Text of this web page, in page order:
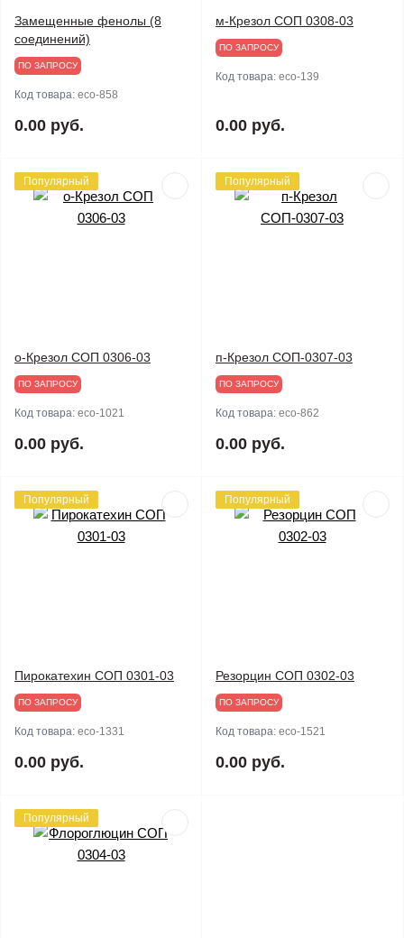
Замещенные фенолы (8
соединений)
ПО ЗАПРОСУ
Код товара: eco-858
0.00 руб.
м-Крезол СОП 0308-03
ПО ЗАПРОСУ
Код товара: eco-139
0.00 руб.
Популярный
о-Крезол СОП 0306-03
ПО ЗАПРОСУ
Код товара: eco-1021
0.00 руб.
Популярный
п-Крезол СОП-0307-03
ПО ЗАПРОСУ
Код товара: eco-862
0.00 руб.
Популярный
Пирокатехин СОП 0301-03
ПО ЗАПРОСУ
Код товара: eco-1331
0.00 руб.
Популярный
Резорцин СОП 0302-03
ПО ЗАПРОСУ
Код товара: eco-1521
0.00 руб.
Популярный